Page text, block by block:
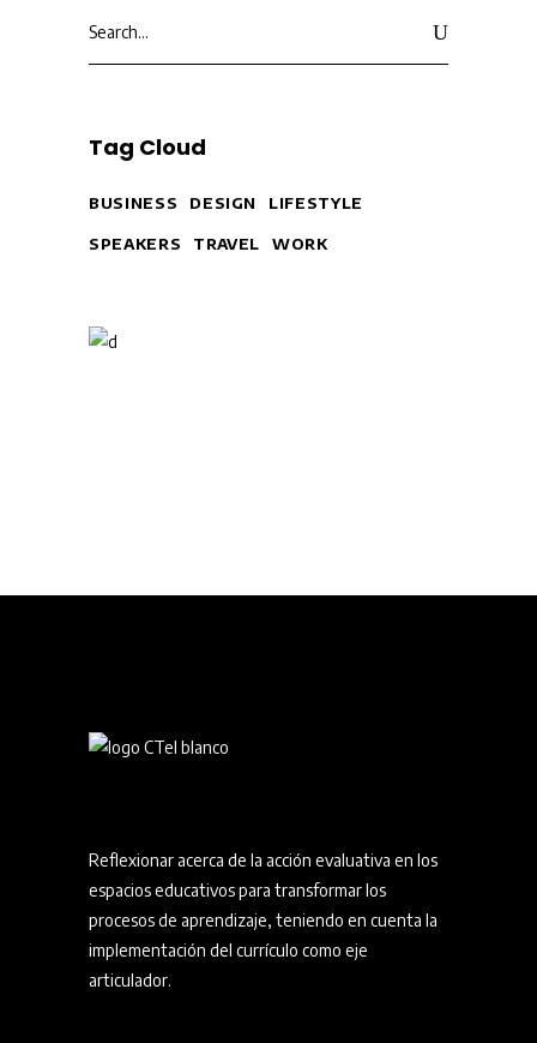
for:
Tag Cloud
BUSINESS DESIGN LIFESTYLE
SPEAKERS TRAVEL WORK
Reflexionar acerca de la acción evaluativa en los
espacios educativos para transformar los
procesos de aprendizaje, teniendo en cuenta la
implementación del currículo como eje
articulador.